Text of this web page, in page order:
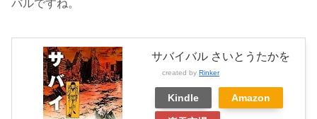
バルですね。
サバイバル さいとうたかを
created by Rinker
Kindle Amazon